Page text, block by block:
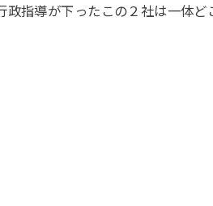
政指導が下ったこの２社は一体ど